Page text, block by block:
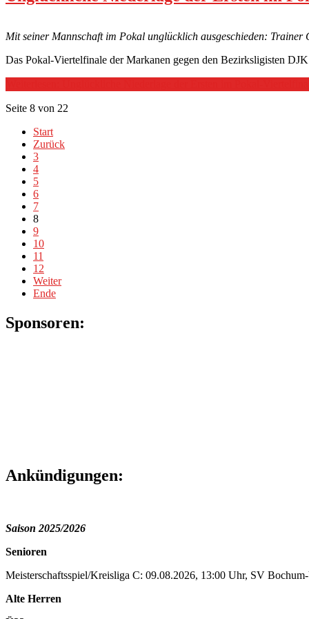
Mit seiner Mannschaft im Pokal unglücklich ausgeschieden: Trainer
Das Pokal-Viertelfinale der Markanen gegen den Bezirksligisten
Seite 8 von 22
Start
Zurück
3
4
5
6
7
8
9
10
11
12
Weiter
Ende
Sponsoren:
Ankündigungen:
Saison 2025/2026
Senioren
Meisterschaftsspiel/Kreisliga C: 09.08.2026, 13:00 Uhr, SV
Alte Herren